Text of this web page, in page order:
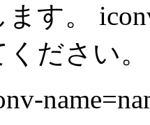
ます。
ください